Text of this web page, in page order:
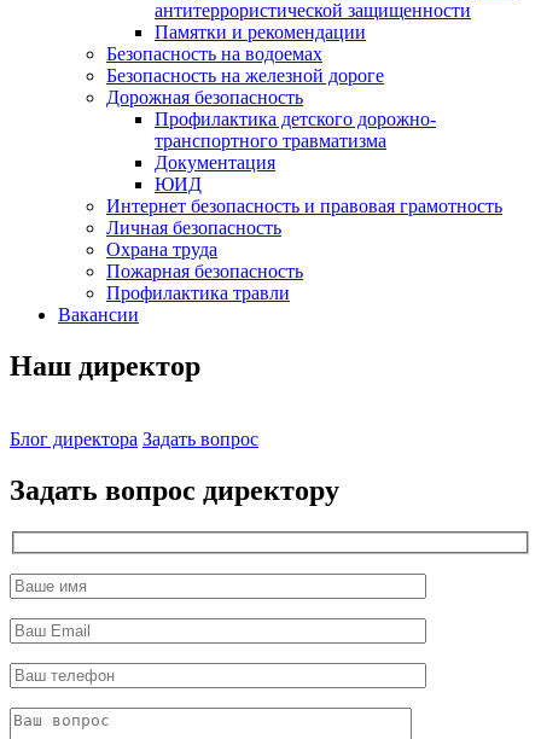
антитеррористической защищенности
Памятки и рекомендации
Безопасность на водоемах
Безопасность на железной дороге
Дорожная безопасность
Профилактика детского дорожно-
транспортного травматизма
Документация
ЮИД
Интернет безопасность и правовая грамотность
Личная безопасность
Охрана труда
Пожарная безопасность
Профилактика травли
Вакансии
Наш директор
Блог директора Задать вопрос
Задать вопрос директору